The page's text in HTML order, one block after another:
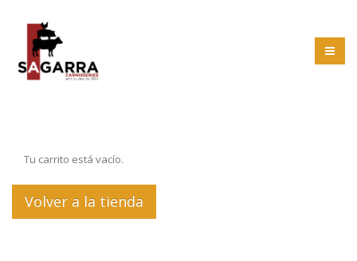
Tu carrito está vacío.
Volver a la tienda